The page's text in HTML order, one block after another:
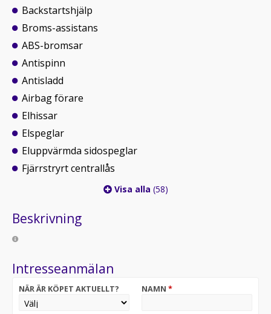
Backstartshjälp
Broms-assistans
ABS-bromsar
Antispinn
Antisladd
Airbag förare
Elhissar
Elspeglar
Eluppvärmda sidospeglar
Fjärrstryrt centrallås
Visa alla (58)
Beskrivning
Intresseanmälan
NÄR ÄR KÖPET AKTUELLT? NAMN *